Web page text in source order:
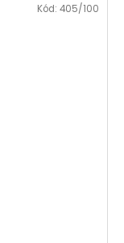
Kód: 405/100